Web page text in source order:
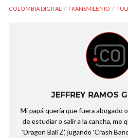
COLOMBIA DIGITAL TRANSMILENIO
JEFFREY RAMOS
Mi papá quería que fuera abogado
de estudiar o salir a la cancha, me
'Dragon Ball Z', jugando 'Crash